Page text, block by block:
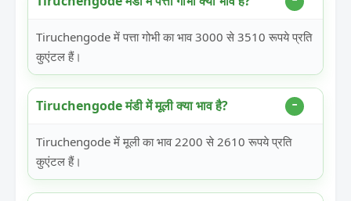
Tiruchengode में पत्ता गोभी का भाव 3000 से 3510 रूपये प्रति
कुएंटल हैं।
Tiruchengode मंडी में मूली क्या भाव है?
Tiruchengode में मूली का भाव 2200 से 2610 रूपये प्रति
कुएंटल हैं।